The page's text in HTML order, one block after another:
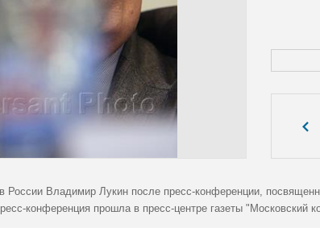
России Владимир Лукин после пресс-конференции,
конференция прошла в пресс-центре газеты "Московский